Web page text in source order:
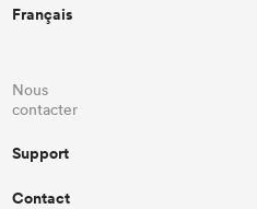
Français
Nous
contacter
Support
Contact